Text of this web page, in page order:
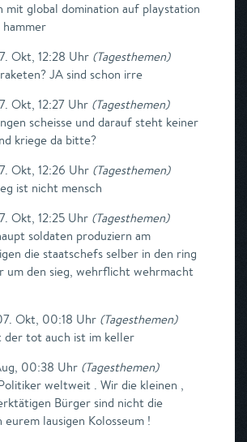
mit global domination auf playstation
hammer
Okt, 12:28 Uhr (Tagesthemen)
JA sind schon irre
Okt, 12:27 Uhr (Tagesthemen)
scheisse und darauf steht keiner
kriege da bitte?
Okt, 12:26 Uhr (Tagesthemen)
ist nicht mensch
Okt, 12:25 Uhr (Tagesthemen)
soldaten produziern am
die staatschefs selber in den ring
um den sieg, wehrflicht wehrmacht
Okt, 00:18 Uhr (Tagesthemen)
der tot auch ist im keller
00:38 Uhr (Tagesthemen)
weltweit . Wir die kleinen ,
Bürger sind nicht die
lausigen Kolosseum !